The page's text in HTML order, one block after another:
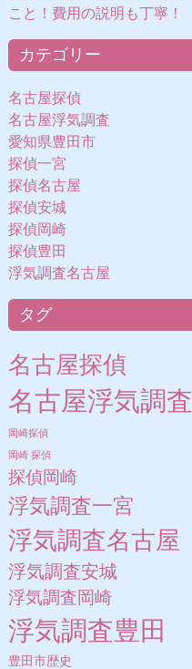
こと！費用の説明も丁寧！
カテゴリー
名古屋探偵
名古屋浮気調査
愛知県豊田市
探偵一宮
探偵名古屋
探偵安城
探偵岡崎
探偵豊田
浮気調査名古屋
タグ
名古屋探偵
名古屋浮気調査
岡崎探偵
岡崎 探偵
探偵岡崎
浮気調査一宮
浮気調査名古屋
浮気調査安城
浮気調査岡崎
浮気調査豊田
豊田市歴史